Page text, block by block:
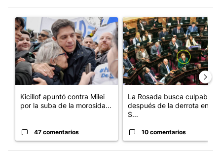
Un artículo de tendencia con el título "Kicillof apuntó contra
Kicillof apuntó contra Milei
por la suba de la morosida...
47 comentarios
Un artículo de tendencia con
La Rosada busca culpables
después de la derrota en el
S...
10 comentarios